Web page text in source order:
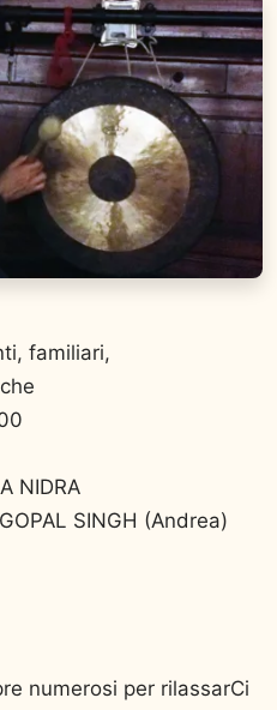
familiari,
NIDRA
SINGH (Andrea)
numerosi per rilassarCi